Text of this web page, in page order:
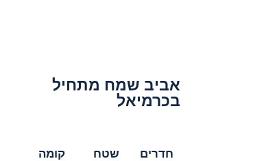
אביב שמח מתחיל
בכרמיאל
חדרים שטח קומה